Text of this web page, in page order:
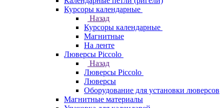
Курсоры календарные
Назад
Курсоры календарные
Магнитные
На ленте
Люверсы Piccolo
Назад
Люверсы Piccolo
Люверсы
Оборудование для установки люверсов
Магнитные материалы